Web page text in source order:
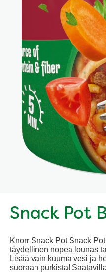
Snack Pot
Knorr Snack Pot Snack
täydellinen nopea lounas
Lisää vain kuuma vesi ja
suoraan purkista!